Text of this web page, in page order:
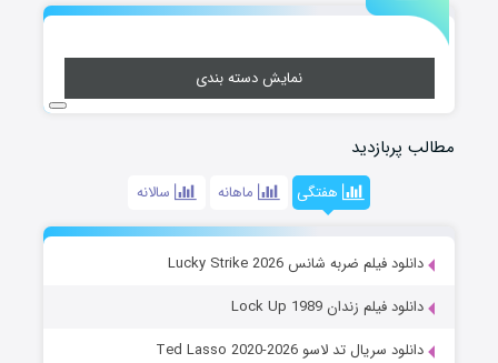
نمایش دسته بندی
مطالب پربازدید
هفتگی ماهانه سالانه
دانلود فیلم ضربه شانس Lucky Strike 2026
دانلود فیلم زندان Lock Up 1989
دانلود سریال تد لاسو Ted Lasso 2020-2026